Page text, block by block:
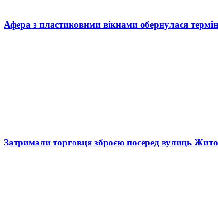
Афера з пластиковими вікнами обернулася
Затримали торговця зброєю посеред вулиць